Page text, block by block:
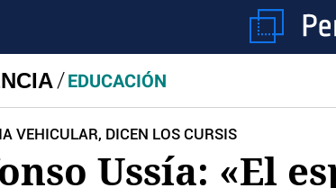
EDUCACIÓN
VEHICULAR, DICEN LOS CURSIS
Ussía: «El